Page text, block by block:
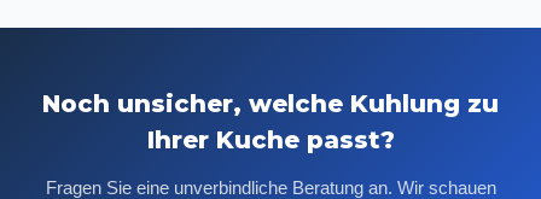
Noch unsicher, welche Kuhlung zu
Ihrer Kuche passt?
Fragen Sie eine unverbindliche Beratung an. Wir schauen